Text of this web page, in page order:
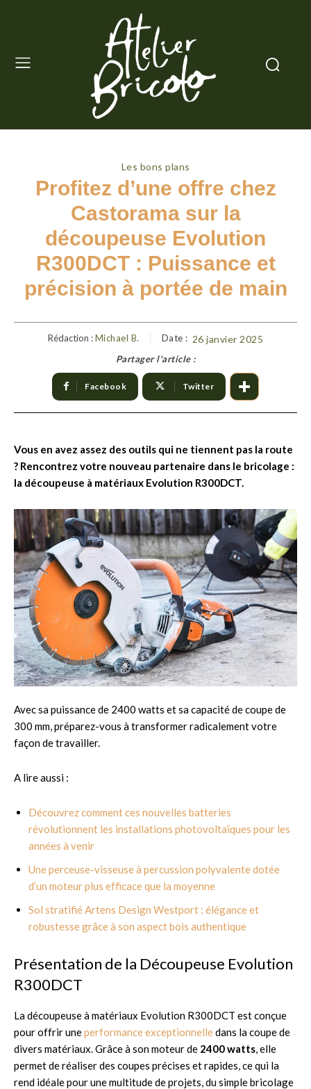
Les bons plans
Profitez d’une offre chez
Castorama sur la
découpeuse Evolution
R300DCT : Puissance et
précision à portée de main
Rédaction : Michael B. Date : 26 janvier 2025
Partager l'article :
Facebook Twitter
Vous en avez assez des outils qui ne tiennent pas la route
? Rencontrez votre nouveau partenaire dans le bricolage :
la découpeuse à matériaux Evolution R300DCT.
Avec sa puissance de 2400 watts et sa capacité de coupe de
300 mm, préparez-vous à transformer radicalement votre
façon de travailler.
A lire aussi :
Découvrez comment ces nouvelles batteries
révolutionnent les installations photovoltaïques pour les
années à venir
Une perceuse-visseuse à percussion polyvalente dotée
d’un moteur plus efficace que la moyenne
Sol stratifié Artens Design Westport : élégance et
robustesse grâce à son aspect bois authentique
Présentation de la Découpeuse Evolution
R300DCT
La découpeuse à matériaux Evolution R300DCT est conçue
pour offrir uneperformance exceptionnelledans la coupe de
divers matériaux. Grâce à son moteur de 2400 watts, elle
permet de réaliser des coupes précises et rapides, ce qui la
rend idéale pour une multitude de projets, du simple bricolage